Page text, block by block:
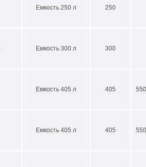
Емкость 250 л 250
Емкость 300 л 300
Емкость 405 л 405
Емкость 405 л 405